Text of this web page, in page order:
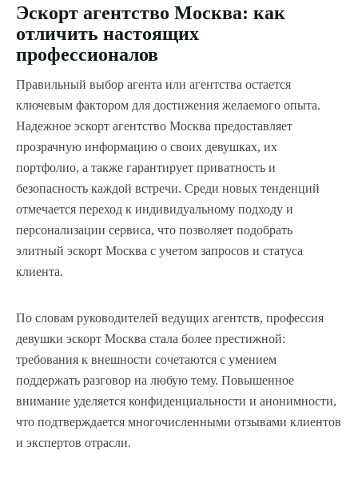
Эскорт агентство Москва: как
отличить настоящих
профессионалов
Правильный выбор агента или агентства остается
ключевым фактором для достижения желаемого опыта.
Надежное эскорт агентство Москва предоставляет
прозрачную информацию о своих девушках, их
портфолио, а также гарантирует приватность и
безопасность каждой встречи. Среди новых тенденций
отмечается переход к индивидуальному подходу и
персонализации сервиса, что позволяет подобрать
элитный эскорт Москва с учетом запросов и статуса
клиента.
По словам руководителей ведущих агентств, профессия
девушки эскорт Москва стала более престижной:
требования к внешности сочетаются с умением
поддержать разговор на любую тему. Повышенное
внимание уделяется конфиденциальности и анонимности,
что подтверждается многочисленными отзывами клиентов
и экспертов отрасли.